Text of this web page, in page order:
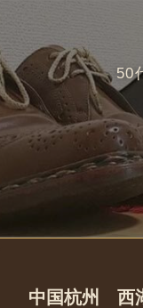
50
中国杭州 西